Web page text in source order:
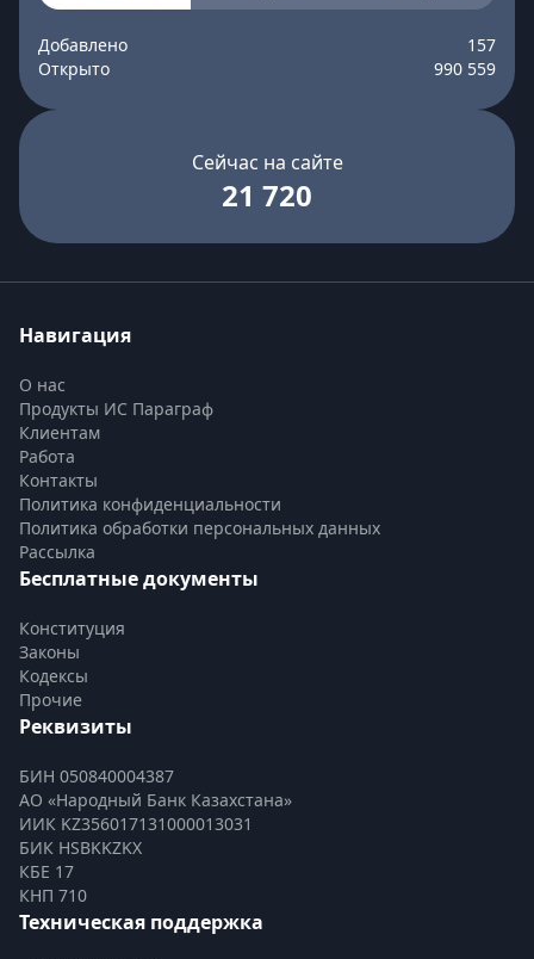
Добавлено
157
Открыто
990 559
Сейчас на сайте
21 720
Навигация
О нас
Продукты ИС Параграф
Клиентам
Работа
Контакты
Политика конфиденциальности
Политика обработки персональных данных
Рассылка
Бесплатные документы
Конституция
Законы
Кодексы
Прочие
Реквизиты
БИН 050840004387
АО «Народный Банк Казахстана»
ИИК KZ356017131000013031
БИК HSBKKZKX
КБЕ 17
КНП 710
Техническая поддержка